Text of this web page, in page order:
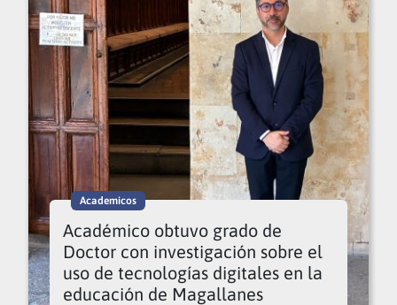
Academicos
Académico obtuvo grado de
Doctor con investigación sobre el
uso de tecnologías digitales en la
educación de Magallanes